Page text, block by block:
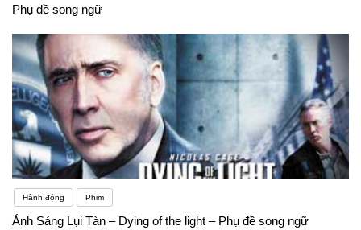
Phụ đề song ngữ
Hành động Phim
Ánh Sáng Lụi Tàn – Dying of the light – Phụ đề song ngữ